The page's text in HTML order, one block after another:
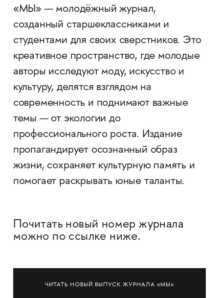
«МЫ» — молодёжный журнал,
созданный старшеклассниками и
студентами для своих сверстников. Это
креативное пространство, где молодые
авторы исследуют моду, искусство и
культуру, делятся взглядом на
современность и поднимают важные
темы — от экологии до
профессионального роста. Издание
пропагандирует осознанный образ
жизни, сохраняет культурную память и
помогает раскрывать юные таланты.
Почитать новый номер журнала
можно по ссылке ниже.
ЧИТАТЬ НОВЫЙ ВЫПУСК ЖУРНАЛА «МЫ»